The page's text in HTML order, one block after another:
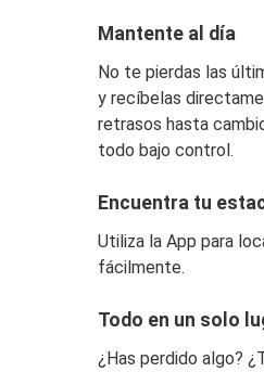
Mantente al día
No te pierdas las
y recíbelas
retrasos hasta
todo bajo control.
Encuentra tu
Utiliza la App para
fácilmente.
Todo en un solo
¿Has perdido algo?